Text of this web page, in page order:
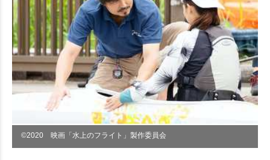
©︎2020 映画「水上のフライト」製作委員会